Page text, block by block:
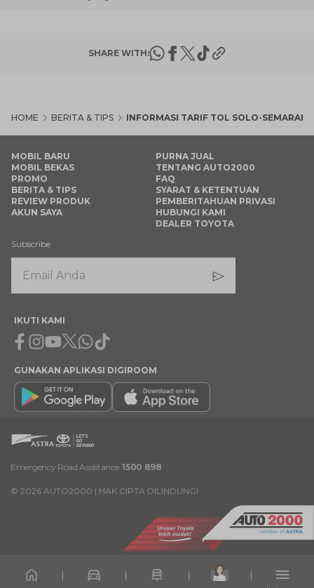
SHARE WITH:
HOME BERITA & TIPS INFORMASI TARIF TOL SOLO-
MOBIL BARU
MOBIL BEKAS
PROMO
BERITA & TIPS
REVIEW PRODUK
AKUN SAYA
PURNA JUAL
TENTANG AUTO2000
FAQ
SYARAT & KETENTUAN
PEMBERITAHUAN PRIVASI
HUBUNGI KAMI
DEALER TOYOTA
Subscribe
IKUTI KAMI
Facebook
Instagram
Youtube
X Whatsapp
Tiktok
GUNAKAN APLIKASI DIGIROOM
Emergency Road Assistance 1500 898
© 2026 AUTO2000 | HAK CIPTA DILINDUNGI